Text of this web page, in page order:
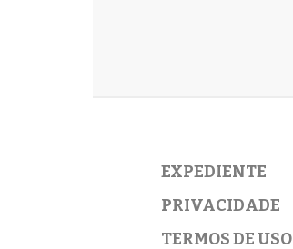
EXPEDIENTE
PRIVACIDADE
TERMOS DE USO